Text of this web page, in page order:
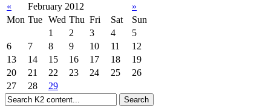
« February 2012
»
Mon Tue Wed Thu Fri Sat
Sun
1
2 3 4
5
6
7 8 9 10 11
12
13
14 15 16 17 18
19
20
21 22 23 24 25
26
27
28 29